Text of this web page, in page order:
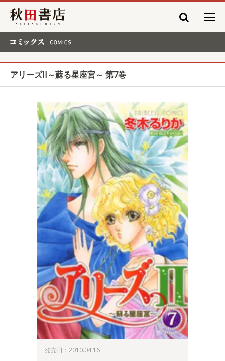
秋田書店
アリーズII～蘇る星座宮～ 第7巻
発売日：2010.04.16